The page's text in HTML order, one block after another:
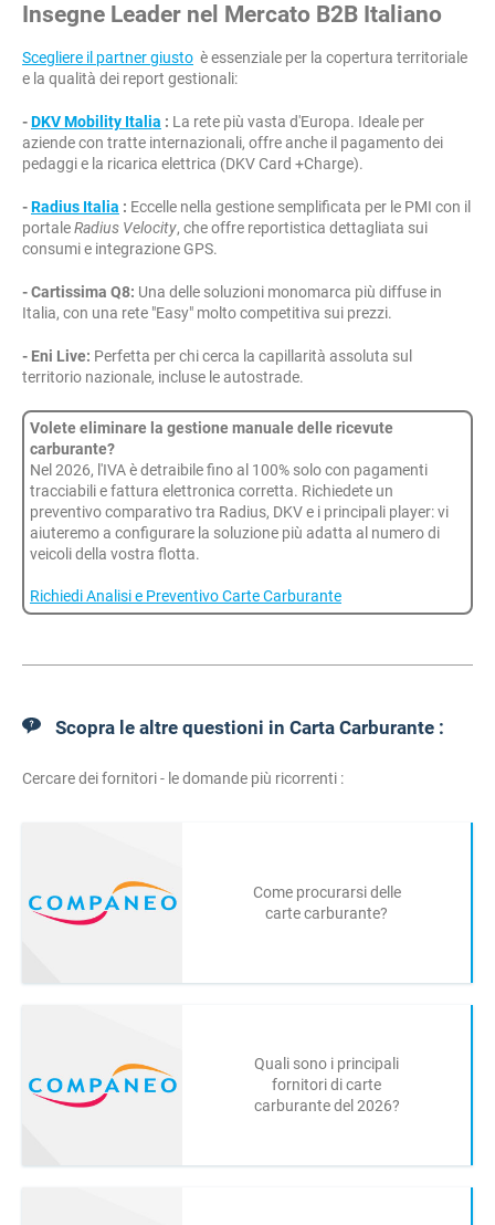
Insegne Leader nel Mercato B2B Italiano
Scegliere il partner giusto è essenziale per la copertura territoriale
e la qualità dei report gestionali:
-DKV Mobility Italia : La rete più vasta d'Europa. Ideale per
aziende con tratte internazionali, offre anche il pagamento dei
pedaggi e la ricarica elettrica (DKV Card +Charge).
-Radius Italia : Eccelle nella gestione semplificata per le PMI con il
portaleRadius Velocity, che offre reportistica dettagliata sui
consumi e integrazione GPS.
- Cartissima Q8: Una delle soluzioni monomarca più diffuse in
Italia, con una rete "Easy" molto competitiva sui prezzi.
- Eni Live: Perfetta per chi cerca la capillarità assoluta sul
territorio nazionale, incluse le autostrade.
Volete eliminare la gestione manuale delle ricevute
carburante?
Nel 2026, l'IVA è detraibile fino al 100% solo con pagamenti
tracciabili e fattura elettronica corretta. Richiedete un
preventivo comparativo tra Radius, DKV e i principali player: vi
aiuteremo a configurare la soluzione più adatta al numero di
veicoli della vostra flotta.
Richiedi Analisi e Preventivo Carte Carburante
Scopra le altre questioni in Carta Carburante :
Cercare dei fornitori - le domande più ricorrenti :
Come procurarsi delle
carte carburante?
Quali sono i principali
fornitori di carte
carburante del 2026?